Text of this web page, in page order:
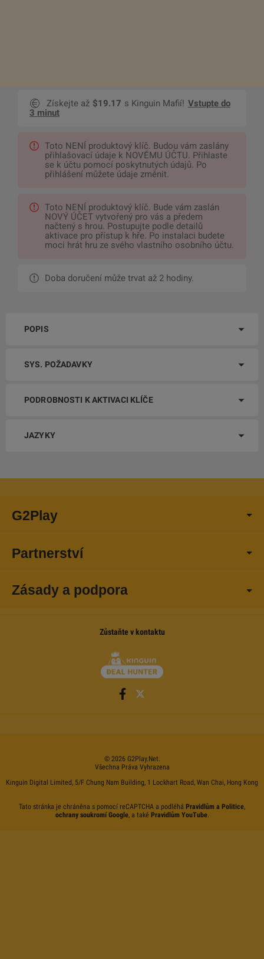
Získejte až $19.17 s Kinguin Mafií! Vstupte do
3 minut
Toto NENÍ produktový klíč. Budou vám zaslány
přihlašovací údaje k NOVÉMU ÚČTU. Přihlaste
se k účtu pomocí poskytnutých údajů. Po
přihlášení můžete údaje změnit.
Toto NENÍ produktový klíč. Bude vám zaslán
NOVÝ ÚČET vytvořený pro vás a předem
načtený s hrou. Postupujte podle detailů
aktivace pro přístup k hře. Po instalaci budete
moci hrát hru ze svého vlastního osobního účtu.
Doba doručení může trvat až 2 hodiny.
POPIS
SYS. POŽADAVKY
PODROBNOSTI K AKTIVACI KLÍČE
JAZYKY
G2Play
Partnerství
Zásady a podpora
Zůstaňte v kontaktu
© 2026 G2Play.net.
Všechna Práva Vyhrazena
Kinguin Digital Limited, 5/F Chung Nam Building, 1 Lockhart Road, Wan Chai, Hong Kong
Tato stránka je chráněna s pomocí reCAPTCHA a podléhá Pravidlům a Politice,
ochrany soukromí Google, a také Pravidlům YouTube.